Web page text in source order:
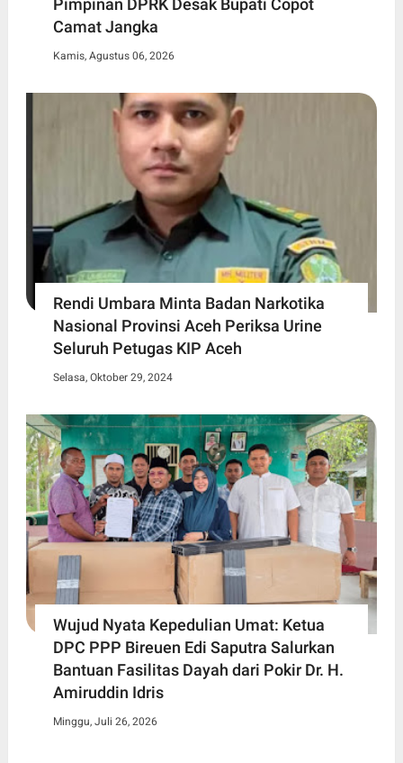
Pimpinan DPRK Desak Bupati Copot
Camat Jangka
Kamis, Agustus 06, 2026
Rendi Umbara Minta Badan Narkotika
Nasional Provinsi Aceh Periksa Urine
Seluruh Petugas KIP Aceh
Selasa, Oktober 29, 2024
Wujud Nyata Kepedulian Umat: Ketua
DPC PPP Bireuen Edi Saputra Salurkan
Bantuan Fasilitas Dayah dari Pokir Dr. H.
Amiruddin Idris
Minggu, Juli 26, 2026